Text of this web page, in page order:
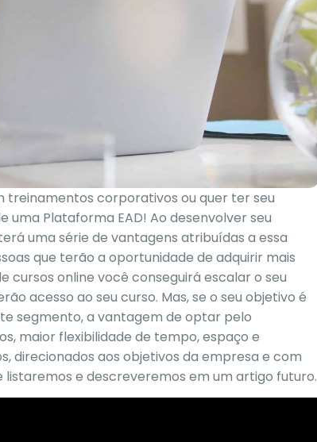
treinamentos corporativos ou quer ter seu
Plataforma EAD! Ao desenvolver seu
uma série de vantagens atribuídas a essa
que terão a oportunidade de adquirir mais
cursos online você conseguirá escalar o seu
acesso ao seu curso. Mas, se o seu objetivo é
segmento, a vantagem de optar pelo
maior flexibilidade de tempo, espaço e
direcionados aos objetivos da empresa e com
e descreveremos em um artigo futuro.